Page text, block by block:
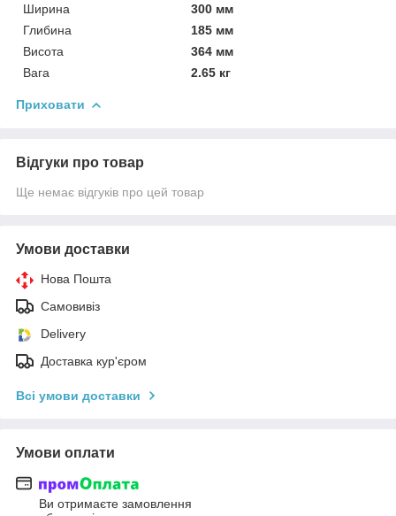
Ширина
300 мм
Глибина
185 мм
Висота
364 мм
Вага
2.65 кг
Приховати
Відгуки про товар
Ще немає відгуків про цей товар
Умови доставки
Нова Пошта
Самовивіз
Delivery
Доставка кур'єром
Всі умови доставки
Умови оплати
Ви отримаєте замовлення